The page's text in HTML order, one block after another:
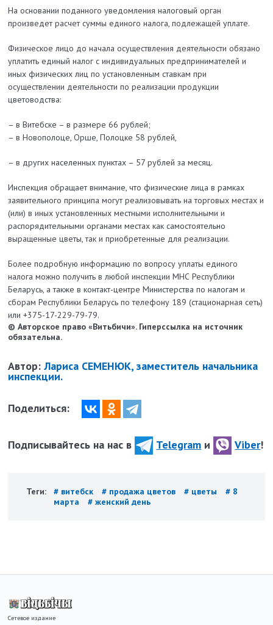
На основании поданного уведомления налоговый орган
произведет расчет суммы единого налога, подлежащей уплате.
Физическое лицо до начала осуществления деятельности обязано
уплатить единый налог с индивидуальных предпринимателей и
иных физических лиц по установленным ставкам при
осуществлении деятельности по реализации продукции
цветоводства:
– в Витебске – в размере 66 рублей;
– в Новополоце, Орше, Полоцке 58 рублей,
– в других населенных пунктах – 57 рублей за месяц.
Инспекция обращает внимание, что физические лица в рамках
заявительного принципа могут реализовывать на торговых местах и
(или) в иных установленных местными исполнительными и
распорядительными органами местах как самостоятельно
выращенные цветы, так и приобретенные для реализации.
Более подробную информацию по вопросу уплаты единого
налога можно получить в любой инспекции МНС Республики
Беларусь, а также в контакт-центре Министерства по налогам и
сборам Республики Беларусь по телефону 189 (стационарная сеть)
или +375-17-229-79-79.
© Авторское право «Витьбичи». Гиперссылка на источник
обязательна.
Автор:Лариса СЕМЕНЮК, заместитель начальника
инспекции.
Поделиться:
Подписывайтесь на нас в Telegram и Viber!
Теги: # витебск # продажа цветов # цветы
# 8
марта
# женский день
Сетевое издание